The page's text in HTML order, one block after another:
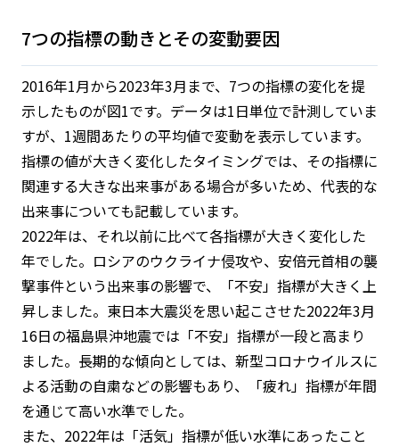
7つの指標の動きとその変動要因
2016年1月から2023年3月まで、7つの指標の変化を提
示したものが図1です。データは1日単位で計測していま
すが、1週間あたりの平均値で変動を表示しています。
指標の値が大きく変化したタイミングでは、その指標に
関連する大きな出来事がある場合が多いため、代表的な
出来事についても記載しています。
2022年は、それ以前に比べて各指標が大きく変化した
年でした。ロシアのウクライナ侵攻や、安倍元首相の襲
撃事件という出来事の影響で、「不安」指標が大きく上
昇しました。東日本大震災を思い起こさせた2022年3月
16日の福島県沖地震では「不安」指標が一段と高まり
ました。長期的な傾向としては、新型コロナウイルスに
よる活動の自粛などの影響もあり、「疲れ」指標が年間
を通じて高い水準でした。
また、2022年は「活気」指標が低い水準にあったこと